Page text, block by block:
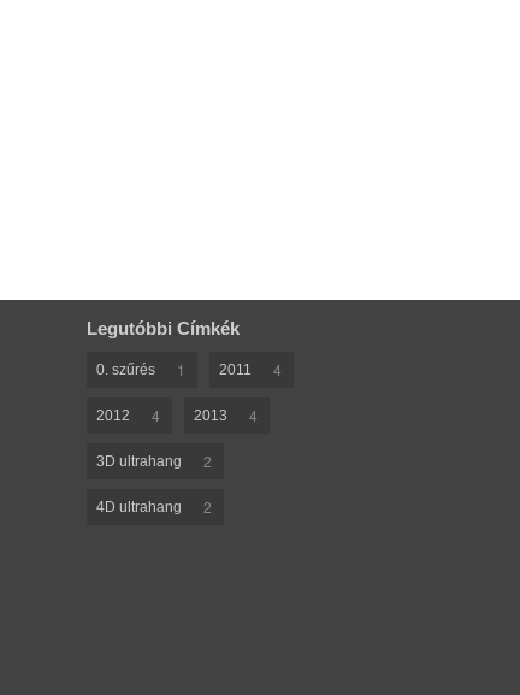
Legutóbbi Címkék
0. szűrés 1 2011 4
2012 4 2013 4
3D ultrahang 2
4D ultrahang 2